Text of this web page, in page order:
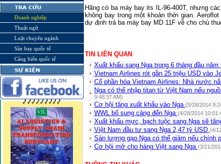
Doanh nghiệp
Thuật ngữ
Luật chuyên ngành
Sân bay quốc tế
Cảng biển quốc tế
Hãng có ba máy bay its IL-96-400T, nhưng
không bay trong một khoản thời gian.
dự định trả ba máy bay MD 11F về cho chủ
TIN LIÊN QUAN
Xuất khẩu sang Nga trong 6 tháng đầu
Vietnam Airlines rót gần 25 triệu USD vào
Cổ phần hóa Vietnam Airlines: Nhà nước
Nga có thể nhập titan từ Việt Nam nếu
9:48:37 AM)
Cơ hội tăng xuất khẩu vào Nga (5/28/2014
WWL bổ sung cảng đến Nga (4/28/2014
Xuất khẩu mực, bạch tuộc sang Nga sẽ
Việt Nam đầu tư sang Nga 2,47 tỷ USD (4/
Sản lượng gạo Nga có thể giảm nếu chính
Cơ hội mở cho hàng Việt sang Nga (3/21/